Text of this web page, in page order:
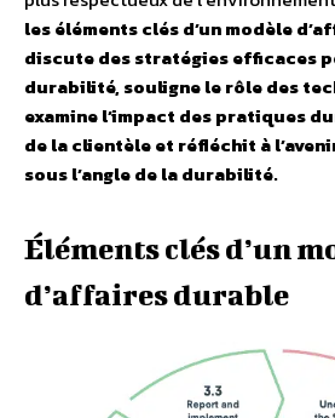
les éléments clés d’un modèle
discute des stratégies efficaces
durabilité, souligne le rôle des
examine l’impact des pratiques
de la clientèle et réfléchit à
sous l’angle de la durabilité.
Éléments clés d’un
d’affaires durable